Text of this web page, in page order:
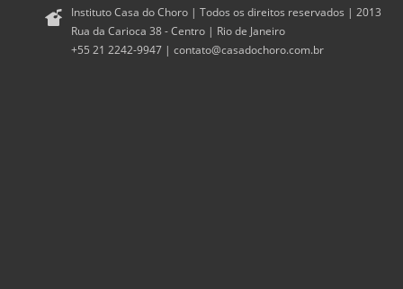
Instituto Casa do Choro | Todos os direitos reservados | 2013
Rua da Carioca 38 - Centro | Rio de Janeiro
+55 21 2242-9947 | contato@casadochoro.com.br